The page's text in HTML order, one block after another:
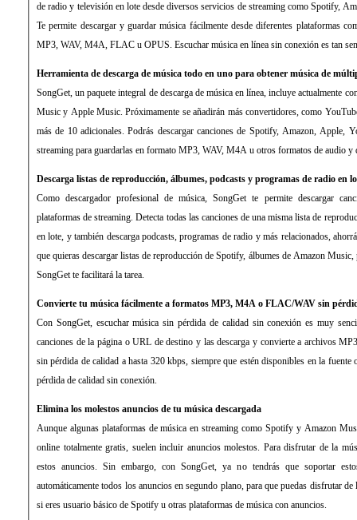
de radio y televisión en lote desde diversos servicios de streaming como Spotify,
Te permite descargar y guardar música fácilmente desde diferentes plataformas
MP3, WAV, M4A, FLAC u OPUS. Escuchar música en línea sin conexión es tan
Herramienta de descarga de música todo en uno para obtener música de
SongGet, un paquete integral de descarga de música en línea, incluye actualmente
Music y Apple Music. Próximamente se añadirán más convertidores, como
más de 10 adicionales. Podrás descargar canciones de Spotify, Amazon, Apple,
streaming para guardarlas en formato MP3, WAV, M4A u otros formatos de audio
Descarga listas de reproducción, álbumes, podcasts y programas de radio en
Como descargador profesional de música, SongGet te permite descargar
plataformas de streaming. Detecta todas las canciones de una misma lista de
en lote, y también descarga podcasts, programas de radio y más relacionados,
que quieras descargar listas de reproducción de Spotify, álbumes de Amazon
SongGet te facilitará la tarea.
Convierte tu música fácilmente a formatos MP3, M4A o FLAC/WAV sin
Con SongGet, escuchar música sin pérdida de calidad sin conexión es muy
canciones de la página o URL de destino y las descarga y convierte a archivos
sin pérdida de calidad a hasta 320 kbps, siempre que estén disponibles en la
pérdida de calidad sin conexión.
Elimina los molestos anuncios de tu música descargada
Aunque algunas plataformas de música en streaming como Spotify y Amazon
online totalmente gratis, suelen incluir anuncios molestos. Para disfrutar de la
estos anuncios. Sin embargo, con SongGet, ya no tendrás que soportar
automáticamente todos los anuncios en segundo plano, para que puedas disfrutar
si eres usuario básico de Spotify u otras plataformas de música con anuncios.